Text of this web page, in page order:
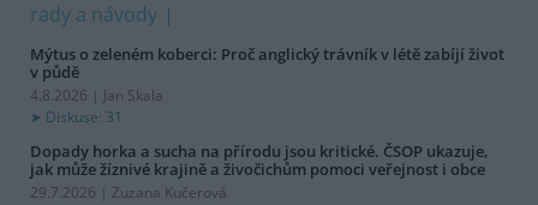
rady a návody
Mýtus o zeleném koberci: Proč anglický trávník v létě zabíjí život
v půdě
4.8.2026 | Jan Skala
Diskuse: 31
Dopady horka a sucha na přírodu jsou kritické. ČSOP ukazuje,
jak může žíznivé krajině a živočichům pomoci veřejnost i obce
29.7.2026 | Zuzana Kučerová